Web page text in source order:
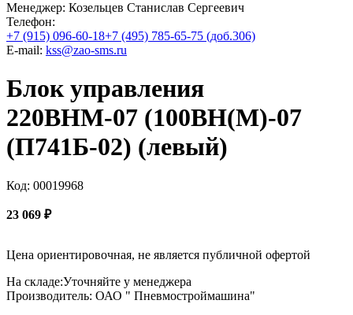
Менеджер: Козельцев Станислав Сергеевич
Телефон:
+7 (915) 096-60-18+7 (495) 785-65-75 (доб.306)
E-mail: kss@zao-sms.ru
Блок управления
220ВНМ-07 (100ВН(М)-07
(П741Б-02) (левый)
Код: 00019968
23 069 ₽
Цена ориентировочная, не является публичной офертой
На складе:Уточняйте у менеджера
Производитель: ОАО " Пневмостроймашина"